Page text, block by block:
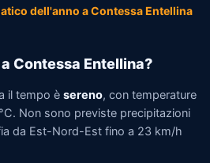
dell'anno a Contessa Entellina
Contessa Entellina?
il tempo è sereno, con temperature
Non sono previste precipitazioni
da Est-Nord-Est fino a 23 km/h